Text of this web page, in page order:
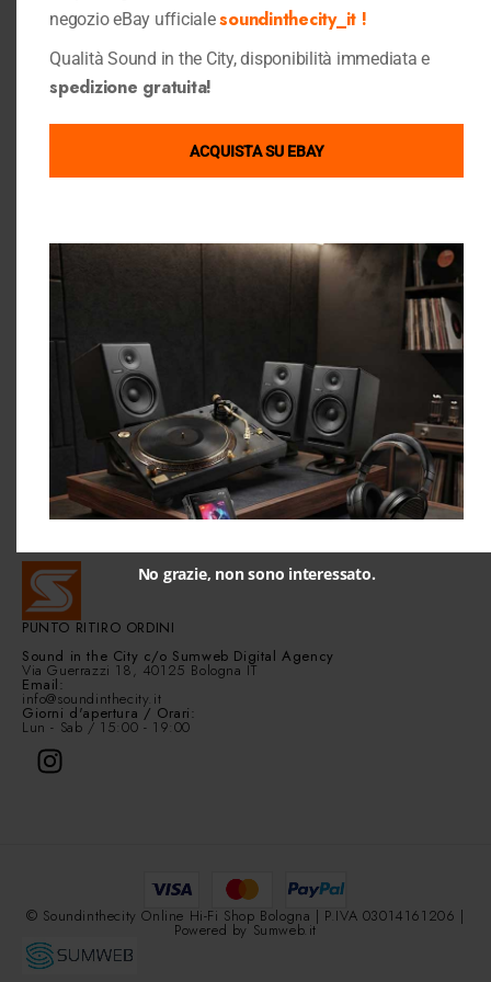
PUNTO RITIRO ORDINI
Sound in the City c/o Sumweb Digital Agency
Via Guerrazzi 18, 40125 Bologna IT
Email:
info@soundinthecity.it
Giorni d'apertura / Orari:
Lun - Sab / 15:00 - 19:00
Dove Siamo
Condizioni di Vendita
Chi Siamo
Contattaci
Gift Card Sound in the City
Sound in the city su ebay
Ebay Store
© Soundinthecity Online Hi-Fi Shop Bologna | P.IVA 03014161206 |
Powered by Sumweb.it
negozio eBay ufficialesoundinthecity_it !
Qualità Sound in the City, disponibilità immediata e
spedizione gratuita!
ACQUISTA SU EBAY
No grazie, non sono interessato.